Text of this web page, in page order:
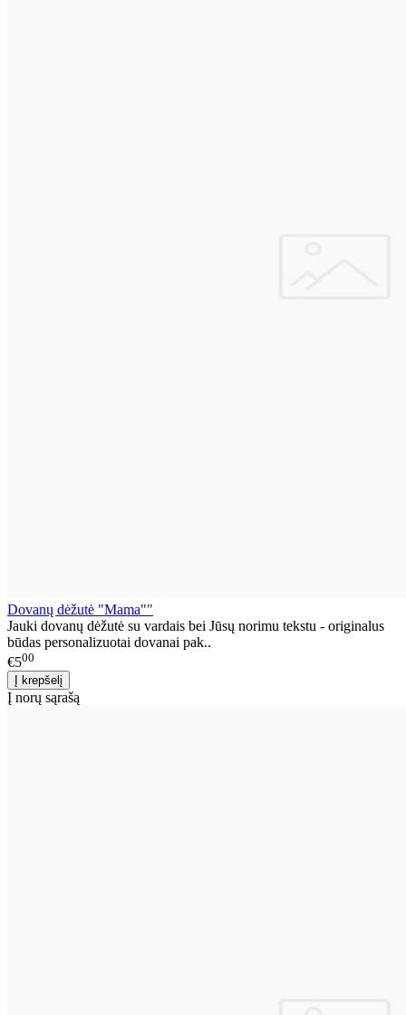
Dovanų dėžutė "Mama""
Jauki dovanų dėžutė su vardais bei Jūsų norimu tekstu - originalus
būdas personalizuotai dovanai pak..
€500
Į norų sąrašą